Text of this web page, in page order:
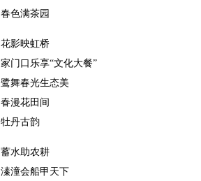
春色满茶园
花影映虹桥
家门口乐享“文化大餐”
鹭舞春光生态美
春漫花田间
牡丹古韵
蓄水助农耕
溱潼会船甲天下